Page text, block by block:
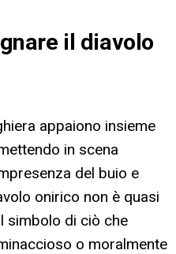
il diavolo
appaiono insieme
in scena
del buio e
onirico non è quasi
simbolo di ciò che
o moralmente